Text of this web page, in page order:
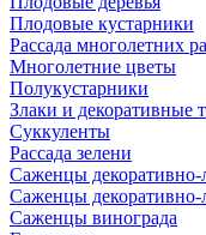
Плодовые кустарники
Рассада многолетних
Многолетние цветы
Полукустарники
Злаки и декоративные
Суккуленты
Рассада зелени
Саженцы декоративно-
Саженцы декоративно-
Саженцы винограда